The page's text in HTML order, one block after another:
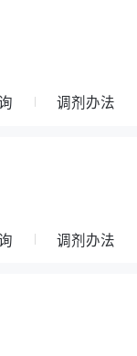
调剂办法
调剂办法